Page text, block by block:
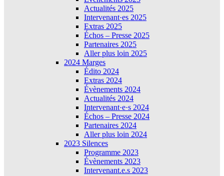
Actualités 2025
Intervenant·es 2025
Extras 2025
Échos – Presse 2025
Partenaires 2025
Aller plus loin 2025
2024 Marges
Édito 2024
Extras 2024
Évènements 2024
Actualités 2024
Intervenant·e·s 2024
Échos – Presse 2024
Partenaires 2024
Aller plus loin 2024
2023 Silences
Programme 2023
Évènements 2023
Intervenant.e.s 2023